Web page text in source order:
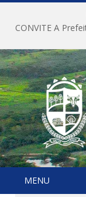
MENU